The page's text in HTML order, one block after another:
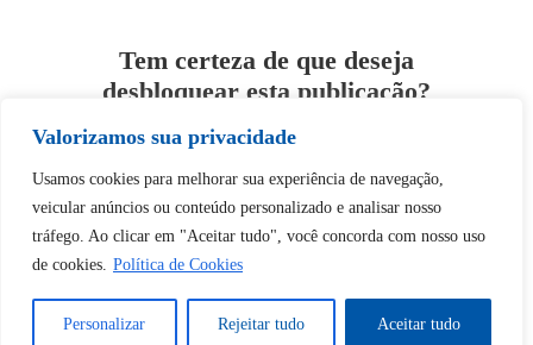
Valorizamos sua privacidade
Usamos cookies para melhorar sua experiência de navegação,
veicular anúncios ou conteúdo personalizado e analisar nosso
tráfego. Ao clicar em "Aceitar tudo", você concorda com nosso uso
de cookies. Política de Cookies
Personalizar Rejeitar tudo Aceitar tudo
Tem certeza de que deseja
desbloquear esta publicação?
Sim Não